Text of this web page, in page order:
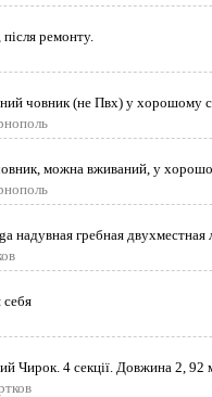
ремонту.
човник (не Пвх) у хорошому
можна вживаний, у
гребная двухместная
Чирок. 4 секції. Довжина 2, 92